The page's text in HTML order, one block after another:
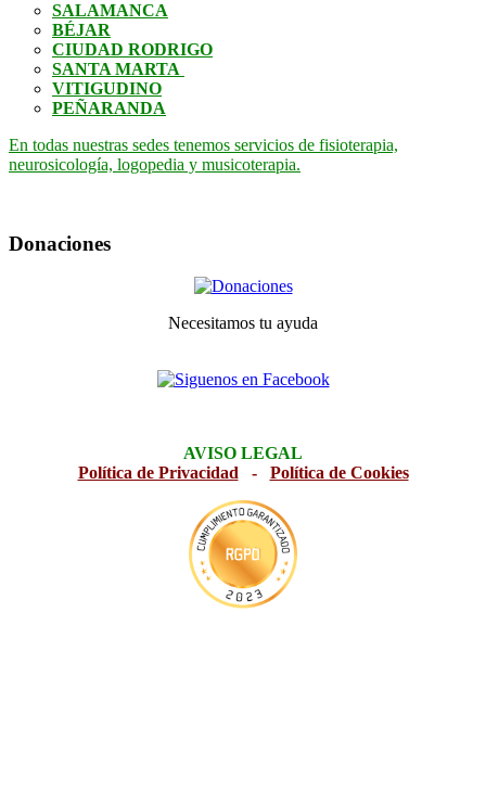
SALAMANCA
BÉJAR
CIUDAD RODRIGO
SANTA MARTA
VITIGUDINO
PEÑARANDA
En todas nuestras sedes tenemos servicios de fisioterapia,
neurosicología, logopedia y musicoterapia.
Donaciones
Necesitamos tu ayuda
AVISO LEGAL
Política de Privacidad - Política de Cookies